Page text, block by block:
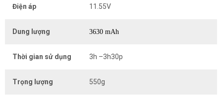
Điện áp 11.55V
Dung lượng 3630 mAh
Thời gian sử dụng 3h –3h30p
Trọng lượng 550g